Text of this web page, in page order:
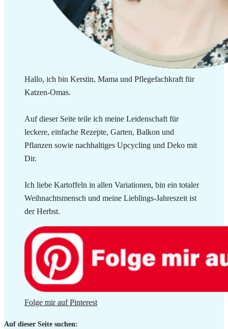
Hallo, ich bin Kerstin, Mama und Pflegefachkraft für
Katzen-Omas.
Auf dieser Seite teile ich meine Leidenschaft für
leckere, einfache Rezepte, Garten, Balkon und
Pflanzen sowie nachhaltiges Upcycling und Deko mit
Dir.
Ich liebe Kartoffeln in allen Variationen, bin ein totaler
Weihnachtsmensch und meine Lieblings-Jahreszeit ist
der Herbst.
Folge mir auf Pinterest
Auf dieser Seite suchen: